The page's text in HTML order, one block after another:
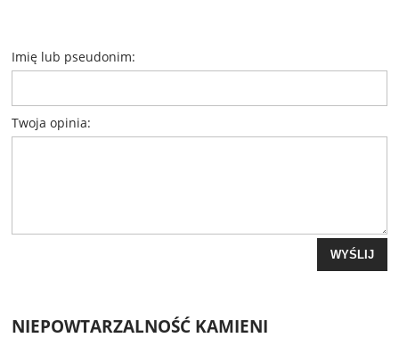
Imię lub pseudonim:
Twoja opinia:
WYŚLIJ
NIEPOWTARZALNOŚĆ KAMIENI